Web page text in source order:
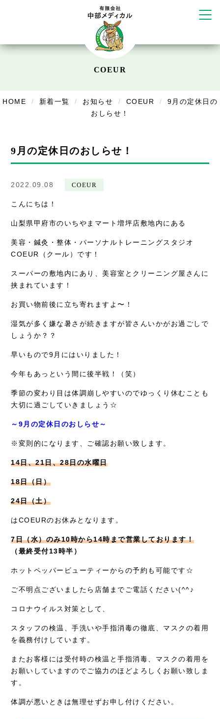
塚店
デイサービスあやめ
美容
美容鍼・コルギ
お知らせ
症例別施術
採用情報
COEUR
HOME 新着一覧 お知らせ COEUR
9月の定休日の
おしらせ！
9月の定休日のおしらせ！
2022.09.08 COEUR
こんにちは！
山梨県甲府市のいちやまマート増坪店敷地内にある
美容・鍼灸・整体・パーソナルトレーニングスタジオ
COEUR（クール）です！
スーパーの敷地内にあり、美容室とクリーニング屋さんに
挟まれています！
お買い物前後に立ち寄れますよ〜！
湿気が多く嫌な暑さが続きますが皆さんいかがお過ごしで
しょうか？？
早いもので9月にはいりました！
今年もあっという間に後半戦！（笑）
季節の変わり目は体調崩しやすいのでゆっくり休むことも
大切に過ごしていきましょう☆
～9月の定休日のおしらせ～
※変則的になります、ご確認お願い致します。
14日、21日、28日の水曜日
18日（日）
24日（土）
はCOEURのお休みとなります。
7日（水）のみ10時から14時まで営業しております！
（最終受付13時半）
ホットペッパービューティーからの予約も可能です☆
ご不明点ございましたら店舗までご電話ください(^^♪
コロナウイルス対策として、
スタッフの検温、手洗いや手指消毒の徹底、マスクの着用
を義務付けしています。
またお客様には受付時の検温と手指消毒、マスクの着用を
お願いしていますのでご協力のほどよろしくお願い致しま
す。
体調が悪いときは無理せずお申し付けください。